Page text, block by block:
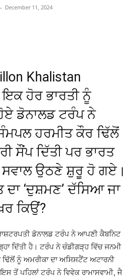
- December 11, 2024
Khalistan
ਇਕ ਹੋਰ ਭਾਰਤੀ ਨੂੰ
ਡੋਨਾਲਡ ਟਰੰਪ ਨੇ
ਹਰਮੀਤ ਕੌਰ ਢਿੱਲੋਂ
ਸੌਂਪ ਦਿੱਤੀ ਪਰ ਭਾਰਤ
ਸਵਾਲ ਉਠਣੇ ਸ਼ੁਰੂ ਹੋ ਗਏ।
ਦਾ ‘ਦੁਸ਼ਮਣ’ ਦੱਸਿਆ ਜਾ
ਕਿਉਂ?
ਡੋਨਾਲਡ ਟਰੰਪ ਨੇ ਆਪਣੀ ਕੈਬਨਿਟ
ਦਿੱਤੀ ਹੈ। ਟਰੰਪ ਨੇ ਚੰਡੀਗੜ੍ਹ ਵਿੱਚ ਜਨਮੀ
ਨੂੰ ਅਮਰੀਕਾ ਦਾ ਅਸਿਸਟੈਂਟ ਅਟਾਰਨੀ
ਤੋਂ ਪਹਿਲਾਂ ਟਰੰਪ ਨੇ ਵਿਵੇਕ ਰਾਮਾਸਵਾਮੀ, ਜੈ